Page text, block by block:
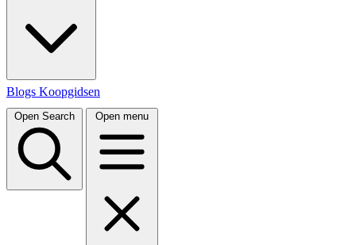
Blogs Koopgidsen
Open Search Open menu